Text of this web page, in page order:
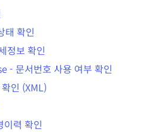
태 확인
정보 확인
- 문서번호 사용 여부 확인
인 (XML)
이력 확인